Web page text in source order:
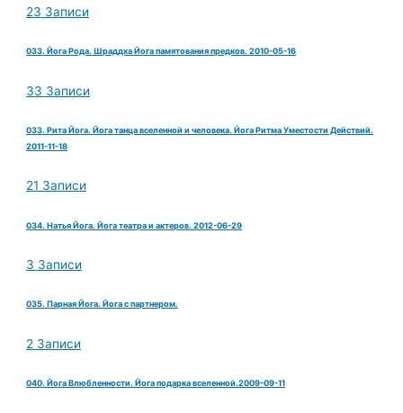
23 Записи
033. Йога Рода. Шраддха Йога памятования предков. 2010-05-16
33 Записи
033. Рита Йога. Йога танца вселенной и человека. Йога Ритма Уместости Действий.
2011-11-18
21 Записи
034. Натья Йога. Йога театра и актеров. 2012-06-29
3 Записи
035. Парная Йога. Йога с партнером.
2 Записи
040. Йога Влюбленности. Йога подарка вселенной.2009-09-11